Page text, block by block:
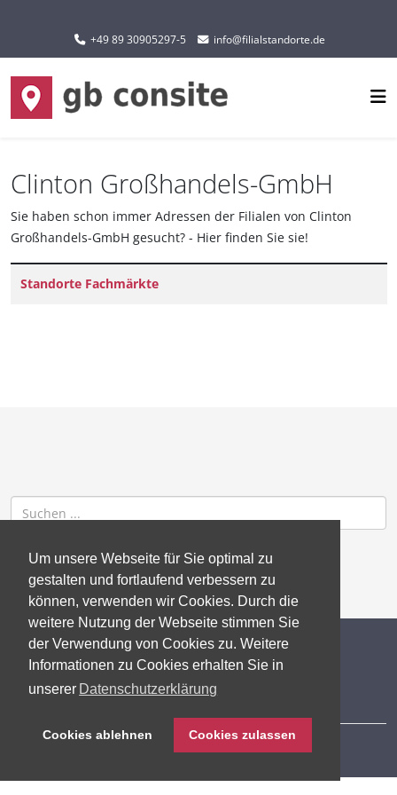
Um unsere Webseite für Sie optimal zu
gestalten und fortlaufend verbessern zu
können, verwenden wir Cookies. Durch die
weitere Nutzung der Webseite stimmen Sie
der Verwendung von Cookies zu. Weitere
Informationen zu Cookies erhalten Sie in
unserer Datenschutzerklärung
Cookies ablehnen Cookies zulassen
Sprache auswählen
+49 89 30905297-5 info@filialstandorte.de
Clinton Großhandels-GmbH
Sie haben schon immer Adressen der Filialen von Clinton
Großhandels-GmbH gesucht? - Hier finden Sie sie!
Titel
Standorte Fachmärkte
© 2026 gb consite GmbH
Datenschutzerklärung